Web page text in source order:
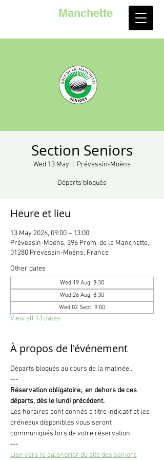
Manchette
Section Seniors
Wed 13 May Prévessin-Moëns
Départs bloqués
Heure et lieu
13 May 2026, 09:00 – 13:00
Prévessin-Moëns, 396 Prom. de la Manchette,
01280 Prévessin-Moëns, France
Other dates
Wed 19 Aug, 8:30
Wed 26 Aug, 8:30
Wed 02 Sept, 9:00
View all 13 dates
À propos de l'événement
Départs bloqués au cours de la matinée...
---
Réservation obligatoire,  en dehors de ces
départs, dès le lundi précédent.
Les horaires sont donnés à titre indicatif et les
créneaux disponibles vous seront
communiqués lors de votre réservation.
---
Lien vers le calendrier du site des seniors